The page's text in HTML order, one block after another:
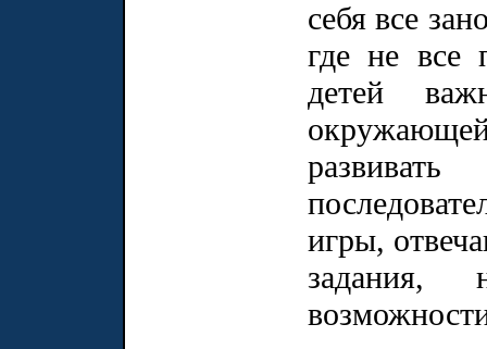
себя все
где не все
детей
игры,
задания,